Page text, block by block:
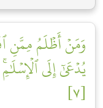
وَمَنۡ أَظۡلَمُ مِمَّنِ
يُدۡعَىٰٓ إِلَى
[٧]